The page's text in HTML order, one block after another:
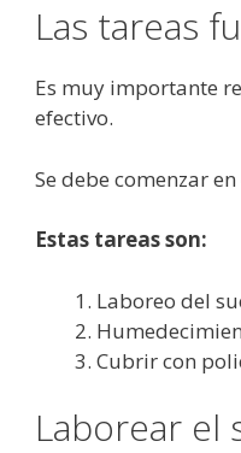
Las tareas
Es muy importante
efectivo.
Se debe comenzar
Estas tareas son:
Laboreo del
Cubrir con
Laborear el